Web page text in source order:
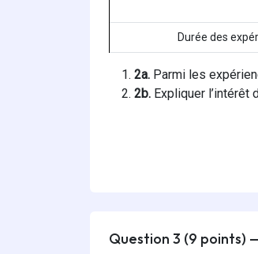
Durée des
2a. Parmi les
2b. Expliquer l’intérêt
Question 3 (9 points)